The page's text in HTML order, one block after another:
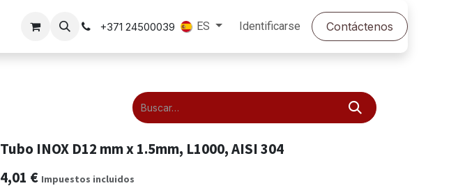
+371 24500039 ES Identificarse Contáctenos
Tubo INOX D12 mm x 1.5mm, L1000, AISI 304
4,01 € Impuestos incluidos